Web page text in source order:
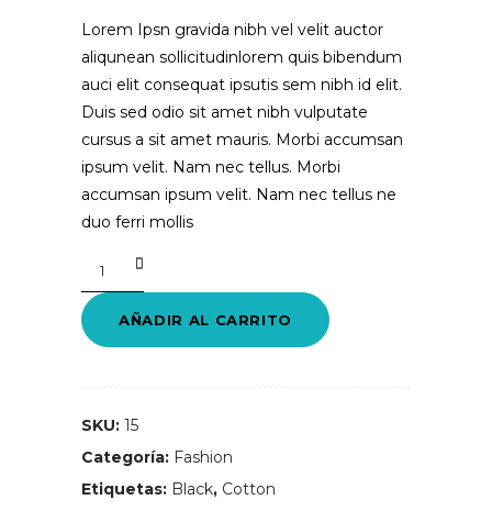
valoración
cliente
Lorem Ipsn gravida nibh vel velit auctor
aliqunean sollicitudinlorem quis bibendum
auci elit consequat ipsutis sem nibh id elit.
Duis sed odio sit amet nibh vulputate
cursus a sit amet mauris. Morbi accumsan
ipsum velit. Nam nec tellus. Morbi
accumsan ipsum velit. Nam nec tellus ne
duo ferri mollis
Purple
Cover
quantityAÑADIR AL CARRITO
SKU: 15
Categoría: Fashion
Etiquetas: Black, Cotton